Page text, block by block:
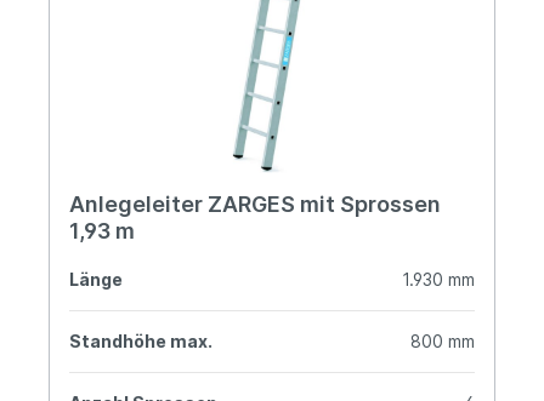
Anlegeleiter ZARGES mit Sprossen
1,93 m
Länge 1.930 mm
Standhöhe max. 800 mm